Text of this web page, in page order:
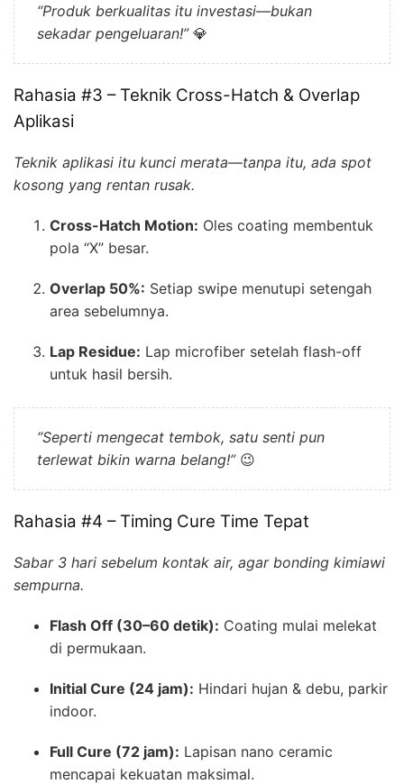
“Produk berkualitas itu investasi—bukan
sekadar pengeluaran!”💎
Rahasia #3 – Teknik Cross-Hatch & Overlap
Aplikasi
Teknik aplikasi itu kunci merata—tanpa itu, ada spot
kosong yang rentan rusak.
Cross-Hatch Motion: Oles coating membentuk
pola “X” besar.
Overlap 50%: Setiap swipe menutupi setengah
area sebelumnya.
Lap Residue: Lap micro­fiber setelah flash-off
untuk hasil bersih.
“Seperti mengecat tembok, satu senti pun
terlewat bikin warna belang!”😉
Rahasia #4 – Timing Cure Time Tepat
Sabar 3 hari sebelum kontak air, agar bonding kimiawi
sempurna.
Flash Off (30–60 detik): Coating mulai melekat
di permukaan.
Initial Cure (24 jam): Hindari hujan & debu, parkir
indoor.
Full Cure (72 jam): Lapisan nano ceramic
mencapai kekuatan maksimal.